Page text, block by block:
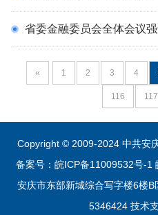
省委金融委员会全体会议强调 深学细悟笃行习近平总书记关于金融工作的重要论述 为全省“十五五”开
« 1 2 3 4
116 117
Copyright © 2009-2024 中共安
备案号：皖ICP备11009532号-1
安庆市东部新城综合写字楼6楼
5346424 技术